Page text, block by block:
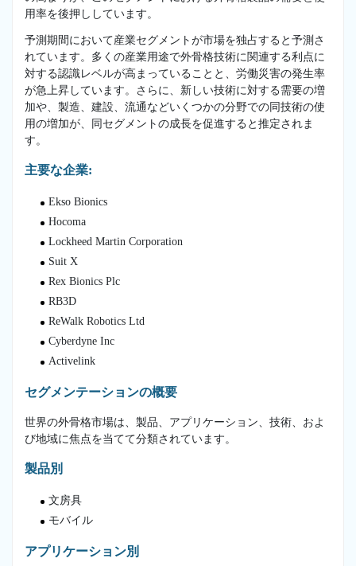
用率を後押ししています。
予測期間において産業セグメントが市場を独占すると予測さ
れています。多くの産業用途で外骨格技術に関連する利点に
対する認識レベルが高まっていることと、労働災害の発生率
が急上昇しています。さらに、新しい技術に対する需要の増
加や、製造、建設、流通などいくつかの分野での同技術の使
用の増加が、同セグメントの成長を促進すると推定されま
す。
主要な企業:
Ekso Bionics
Hocoma
Lockheed Martin Corporation
Suit X
Rex Bionics Plc
RB3D
ReWalk Robotics Ltd
Cyberdyne Inc
Activelink
セグメンテーションの概要
世界の外骨格市場は、製品、アプリケーション、技術、およ
び地域に焦点を当てて分類されています。
製品別
文房具
モバイル
アプリケーション別